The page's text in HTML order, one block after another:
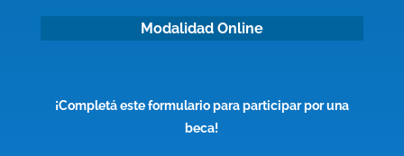
Modalidad Online
¡Completá este formulario para participar por una
beca!